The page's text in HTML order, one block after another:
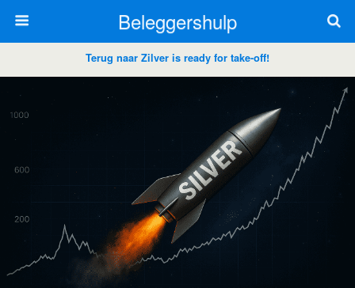
Beleggershulp
Terug naar Zilver is ready for take-off!